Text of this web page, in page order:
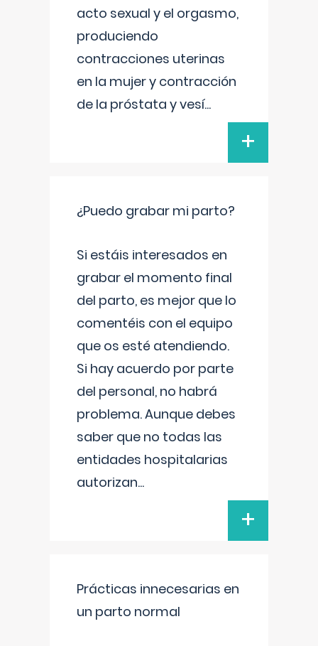
acto sexual y el orgasmo,
produciendo
contracciones uterinas
en la mujer y contracción
de la próstata y vesí...
+
¿Puedo grabar mi parto?
Si estáis interesados en
grabar el momento final
del parto, es mejor que lo
comentéis con el equipo
que os esté atendiendo.
Si hay acuerdo por parte
del personal, no habrá
problema. Aunque debes
saber que no todas las
entidades hospitalarias
autorizan...
+
Prácticas innecesarias en
un parto normal